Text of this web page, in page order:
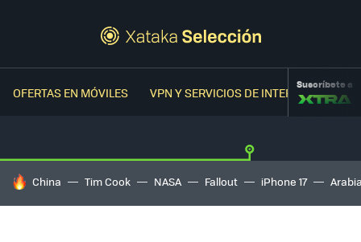
OFERTAS EN MÓVILES VPN Y SERVICIOS DE INTERNETSuscríbete a
HOY SE HABLA DE
China Tim Cook NASA Fallout iPhone 17